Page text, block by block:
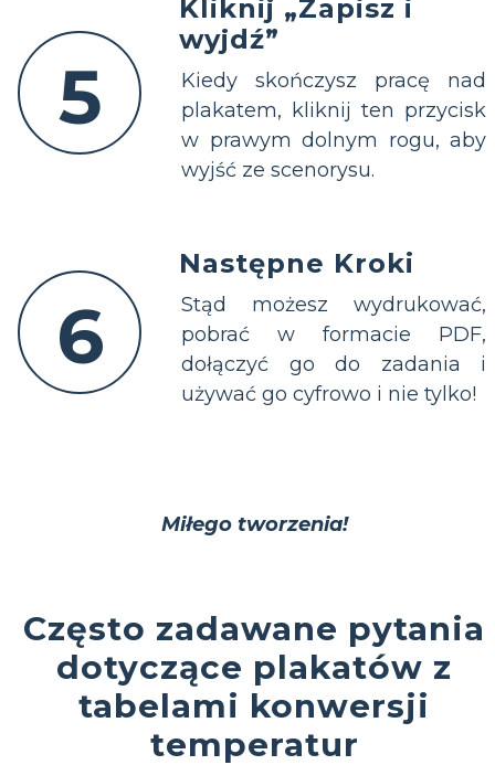
5
Kliknij „Zapisz i
wyjdź”
Kiedy skończysz pracę nad
plakatem, kliknij ten przycisk
w prawym dolnym rogu, aby
wyjść ze scenorysu.
6
Następne Kroki
Stąd możesz wydrukować,
pobrać w formacie PDF,
dołączyć go do zadania i
używać go cyfrowo i nie tylko!
Miłego tworzenia!
Często zadawane pytania
dotyczące plakatów z
tabelami konwersji
temperatur